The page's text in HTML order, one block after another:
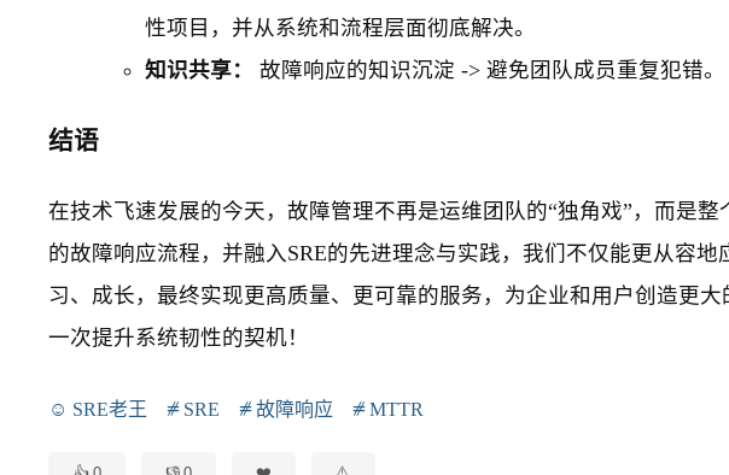
性项目，并从系统和流程层面彻底解决。
知识共享：
故障响应的知识沉淀 -> 避免团队成员重复犯错。
结语
在技术飞速发展的今天，故障管理不再是运维团队的“独角戏”，而是
的故障响应流程，并融入SRE的先进理念与实践，我们不仅能更从容
习、成长，最终实现更高质量、更可靠的服务，为企业和用户创造更
一次提升系统韧性的契机！
SRE老王 SRE 故障响应 MTTR